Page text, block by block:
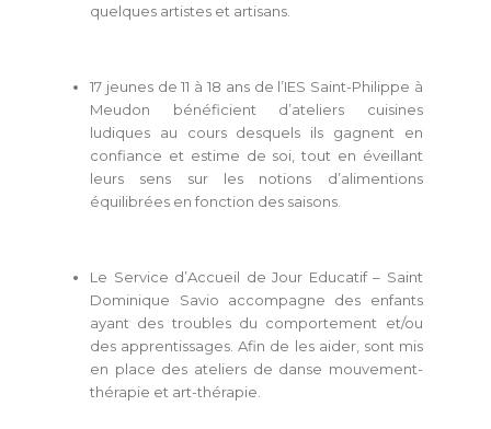
quelques artistes et artisans.
17 jeunes de 11 à 18 ans de l’IES Saint-Philippe à
Meudon bénéficient d’ateliers cuisines
ludiques au cours desquels ils gagnent en
confiance et estime de soi, tout en éveillant
leurs sens sur les notions d’alimentions
équilibrées en fonction des saisons.
Le Service d’Accueil de Jour Educatif – Saint
Dominique Savio accompagne des enfants
ayant des troubles du comportement et/ou
des apprentissages. Afin de les aider, sont mis
en place des ateliers de danse mouvement-
thérapie et art-thérapie.